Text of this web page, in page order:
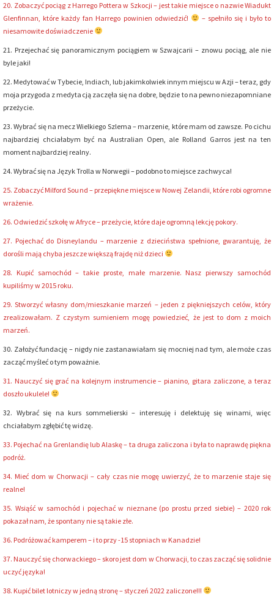
20. Zobaczyć pociąg z Harrego Pottera w Szkocji – jest takie miejsce o nazwie Wiadukt
Glenfinnan, które każdy fan Harrego powinien odwiedzić!
– spełniło się i było to
niesamowite doświadczenie
21. Przejechać się panoramicznym pociągiem w Szwajcarii – znowu pociąg, ale nie
byle jaki!
22. Medytować w Tybecie, Indiach, lub jakimkolwiek innym miejscu w Azji – teraz, gdy
moja przygoda z medytacją zaczęła się na dobre, będzie to na pewno niezapomniane
przeżycie.
23. Wybrać się na mecz Wielkiego Szlema – marzenie, które mam od zawsze. Po cichu
najbardziej chciałabym być na Australian Open, ale Rolland Garros jest na ten
moment najbardziej realny.
24. Wybrać się na Język Trolla w Norwegii – podobno to miejsce zachwyca!
25. Zobaczyć Milford Sound – przepiękne miejsce w Nowej Zelandii, które robi ogromne
wrażenie.
26. Odwiedzić szkołę w Afryce – przeżycie, które daje ogromną lekcję pokory.
27. Pojechać do Disneylandu – marzenie z dzieciństwa spełnione, gwarantuję, że
dorośli mają chyba jeszcze większą frajdę niż dzieci
28. Kupić samochód – takie proste, małe marzenie. Nasz pierwszy samochód
kupiliśmy w 2015 roku.
29. Stworzyć własny dom/mieszkanie marzeń – jeden z piękniejszych celów, który
zrealizowałam. Z czystym sumieniem mogę powiedzieć, że jest to dom z moich
marzeń.
30. Założyć fundację – nigdy nie zastanawiałam się mocniej nad tym, ale może czas
zacząć myśleć o tym poważnie.
31. Nauczyć się grać na kolejnym instrumencie – pianino, gitara zaliczone, a teraz
doszło ukulele!
32. Wybrać się na kurs sommelierski – interesuję i delektuję się winami, więc
chciałabym zgłębić tę widzę.
33. Pojechać na Grenlandię lub Alaskę – ta druga zaliczona i była to naprawdę piękna
podróż.
34. Mieć dom w Chorwacji – cały czas nie mogę uwierzyć, że to marzenie staje się
realne!
35. Wsiąść w samochód i pojechać w nieznane (po prostu przed siebie) – 2020 rok
pokazał nam, że spontany nie są takie złe.
36. Podróżować kamperem – i to przy -15 stopniach w Kanadzie!
37. Nauczyć się chorwackiego – skoro jest dom w Chorwacji, to czas zacząć się solidnie
uczyć języka!
38. Kupić bilet lotniczy w jedną stronę – styczeń 2022 zaliczone!!!